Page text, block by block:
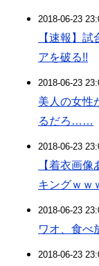
2018-06-23
【速報】
アを破る!!
2018-06-23
美人の女性
るだろ……
2018-06-23
【着衣画
キングｗｗ
2018-06-23
ワオ、食べ
2018-06-23